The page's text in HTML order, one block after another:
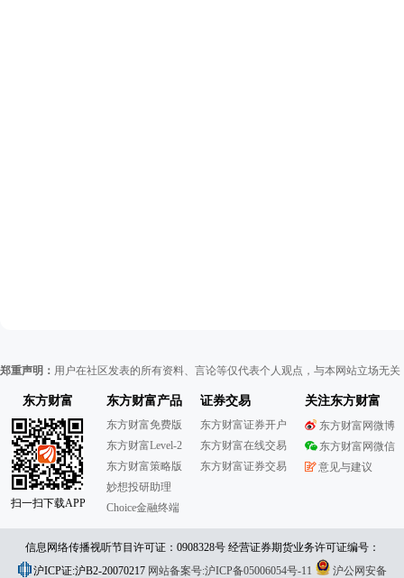
郑重声明： 用户在社区发表的所有资料、言论等仅代表个人观点，与本网站立场无
东方财富
扫一扫下载APP
东方财富产品
东方财富免费版
东方财富Level-2
东方财富策略版
妙想投研助理
Choice金融终端
证券交易
东方财富证券开户
东方财富在线交易
东方财富证券交易
关注东方财富
东方财富网微博
东方财富网微信
意见与建议
信息网络传播视听节目许可证：0908328号 经营证券期货业务许可证编号：
913101046312860336 违法和不良信息举报:021-61278686 举报邮箱：
沪ICP证:沪B2-20070217 网站备案号:沪ICP备05006054号-11
沪公网安备